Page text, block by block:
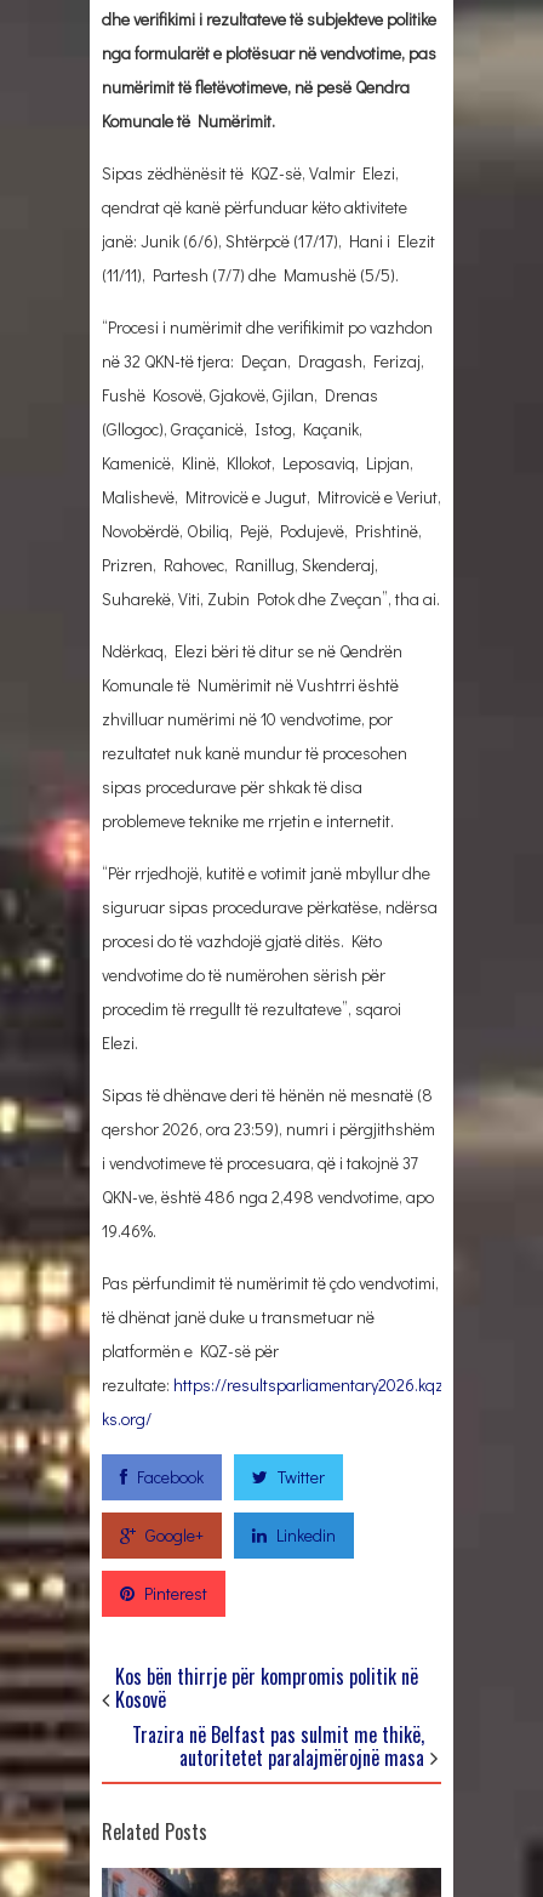
dhe verifikimi i rezultateve të subjekteve politike
nga formularët e plotësuar në vendvotime, pas
numërimit të fletëvotimeve, në pesë Qendra
Komunale të Numërimit.
Sipas zëdhënësit të KQZ-së, Valmir Elezi,
qendrat që kanë përfunduar këto aktivitete
janë: Junik (6/6), Shtërpcë (17/17), Hani i Elezit
(11/11), Partesh (7/7) dhe Mamushë (5/5).
“Procesi i numërimit dhe verifikimit po vazhdon
në 32 QKN-të tjera: Deçan, Dragash, Ferizaj,
Fushë Kosovë, Gjakovë, Gjilan, Drenas
(Gllogoc), Graçanicë, Istog, Kaçanik,
Kamenicë, Klinë, Kllokot, Leposaviq, Lipjan,
Malishevë, Mitrovicë e Jugut, Mitrovicë e Veriut,
Novobërdë, Obiliq, Pejë, Podujevë, Prishtinë,
Prizren, Rahovec, Ranillug, Skenderaj,
Suharekë, Viti, Zubin Potok dhe Zveçan”, tha ai.
Ndërkaq, Elezi bëri të ditur se në Qendrën
Komunale të Numërimit në Vushtrri është
zhvilluar numërimi në 10 vendvotime, por
rezultatet nuk kanë mundur të procesohen
sipas procedurave për shkak të disa
problemeve teknike me rrjetin e internetit.
“Për rrjedhojë, kutitë e votimit janë mbyllur dhe
siguruar sipas procedurave përkatëse, ndërsa
procesi do të vazhdojë gjatë ditës. Këto
vendvotime do të numërohen sërish për
procedim të rregullt të rezultateve”, sqaroi
Elezi.
Sipas të dhënave deri të hënën në mesnatë (8
qershor 2026, ora 23:59), numri i përgjithshëm
i vendvotimeve të procesuara, që i takojnë 37
QKN-ve, është 486 nga 2,498 vendvotime, apo
19.46%.
Pas përfundimit të numërimit të çdo vendvotimi,
të dhënat janë duke u transmetuar në
platformën e KQZ-së për
rezultate: https://resultsparliamentary2026.kqz-
ks.org/
Facebook Twitter
Google+ Linkedin
Pinterest
Kos bën thirrje për kompromis politik në
Kosovë
Trazira në Belfast pas sulmit me thikë,
autoritetet paralajmërojnë masa
Related Posts